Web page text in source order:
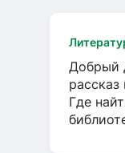
Добрый
Где